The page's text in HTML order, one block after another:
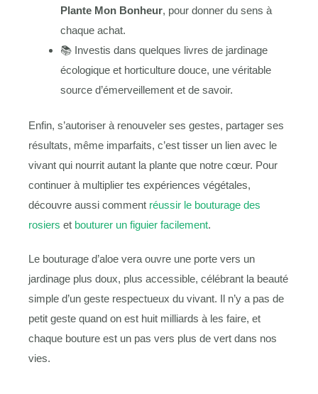
Plante Mon Bonheur, pour donner du sens à
chaque achat.
📚 Investis dans quelques livres de jardinage
écologique et horticulture douce, une véritable
source d’émerveillement et de savoir.
Enfin, s’autoriser à renouveler ses gestes, partager ses
résultats, même imparfaits, c’est tisser un lien avec le
vivant qui nourrit autant la plante que notre cœur. Pour
continuer à multiplier tes expériences végétales,
découvre aussi comment réussir le bouturage des
rosiers et bouturer un figuier facilement.
Le bouturage d’aloe vera ouvre une porte vers un
jardinage plus doux, plus accessible, célébrant la beauté
simple d’un geste respectueux du vivant. Il n’y a pas de
petit geste quand on est huit milliards à les faire, et
chaque bouture est un pas vers plus de vert dans nos
vies.